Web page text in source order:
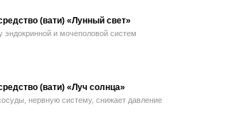
(вати) «Лунный свет»
эндокринной и мочеполовой систем
(вати) «Луч солнца»
нервную систему, снижает давление